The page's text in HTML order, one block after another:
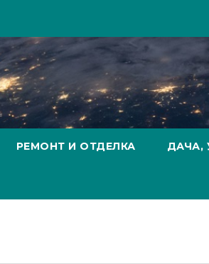
РЕМОНТ И ОТДЕЛКА ДАЧА,